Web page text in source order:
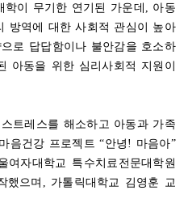
학이 무기한 연기된 가운데, 아동
방역에 대한 사회적 관심이 높아
로 답답함이나 불안감을 호소하
아동을 위한 심리사회적 지원이
트레스를 해소하고 아동과 가족
음건강 프로젝트 “안녕! 마음아”
여자대학교 특수치료전문대학원
했으며, 가톨릭대학교 김영훈 교